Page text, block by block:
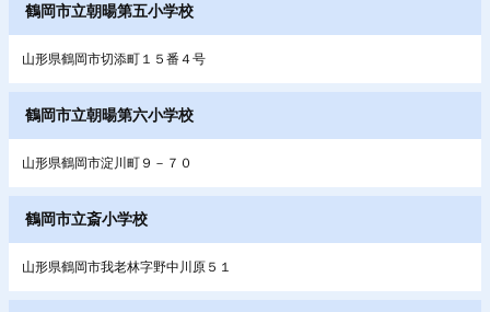
鶴岡市立朝暘第五小学校
山形県鶴岡市切添町１５番４号
鶴岡市立朝暘第六小学校
山形県鶴岡市淀川町９－７０
鶴岡市立斎小学校
山形県鶴岡市我老林字野中川原５１